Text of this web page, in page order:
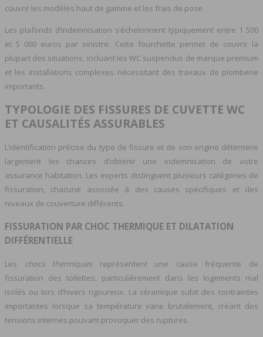
couvrir les modèles haut de gamme et les frais de pose.
Les plafonds d’indemnisation s’échelonnent typiquement entre 1 500
et 5 000 euros par sinistre. Cette fourchette permet de couvrir la
plupart des situations, incluant les WC suspendus de marque premium
et les installations complexes nécessitant des travaux de plomberie
importants.
TYPOLOGIE DES FISSURES DE CUVETTE WC
ET CAUSALITÉS ASSURABLES
L’identification précise du type de fissure et de son origine détermine
largement les chances d’obtenir une indemnisation de votre
assurance habitation. Les experts distinguent plusieurs catégories de
fissuration, chacune associée à des causes spécifiques et des
niveaux de couverture différents.
FISSURATION PAR CHOC THERMIQUE ET DILATATION
DIFFÉRENTIELLE
Les chocs thermiques représentent une cause fréquente de
fissuration des toilettes, particulièrement dans les logements mal
isolés ou lors d’hivers rigoureux. La céramique subit des contraintes
importantes lorsque sa température varie brutalement, créant des
tensions internes pouvant provoquer des ruptures.